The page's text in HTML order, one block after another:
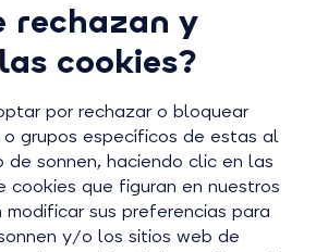
rechazan y
cookies?
por rechazar o bloquear
grupos específicos de estas al
de sonnen, haciendo clic en las
cookies que figuran en nuestros
modificar sus preferencias para
y/o los sitios web de